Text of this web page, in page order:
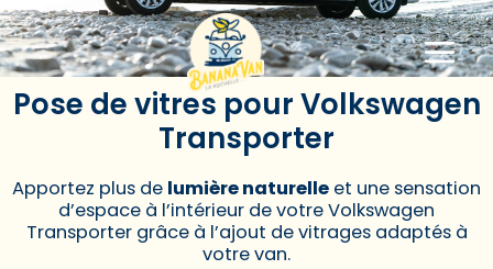
Pose de Vitres
Pose de vitres pour Volkswagen
Transporter
Apportez plus de lumière naturelle et une sensation
d’espace à l’intérieur de votre Volkswagen
Transporter grâce à l’ajout de vitrages adaptés à
votre van.